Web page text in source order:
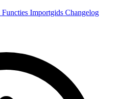
Functies Importgids Changelog